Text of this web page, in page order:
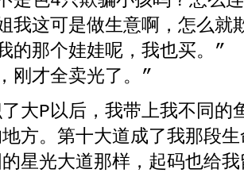
我这可是做生意啊，怎么就
的那个娃娃呢，我也买。”
刚才全卖光了。”
大P以后，我带上我不同的
方。第十大道成了我那段
星光大道那样，起码也给